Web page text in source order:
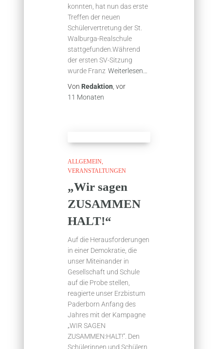
konnten, hat nun das erste
Treffen der neuen
Schülervertretung der St.
Walburga-Realschule
stattgefunden.Während
der ersten SV-Sitzung
wurde Franz Weiterlesen…
Von Redaktion , vor
11 Monaten
ALLGEMEIN
VERANSTALTUNGEN
„Wir sagen
ZUSAMMEN
HALT!“
Auf die Herausforderungen
in einer Demokratie, die
unser Miteinander in
Gesellschaft und Schule
auf die Probe stellen,
reagierte unser Erzbistum
Paderborn Anfang des
Jahres mit der Kampagne
„WIR SAGEN
ZUSAMMEN:HALT!“. Den
Schülerinnen und Schülern